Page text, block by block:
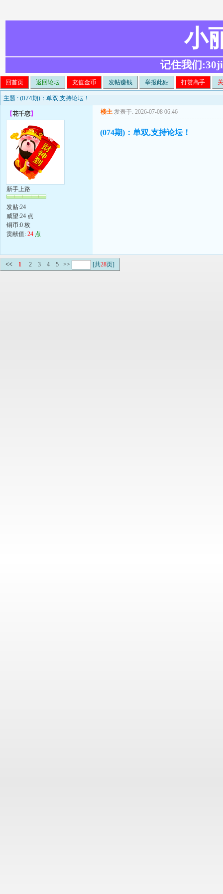
小
记住我们
回首页 返回论坛 充值金币 发帖赚钱 举报此贴 打赏高手
主题 : (074期)：单双,支持论坛！
【花千恋】
新手上路
发贴:24
威望:24 点
铜币:0 枚
贡献值: 24 点
楼主 发表于: 2026-07-08 06:46
(074期)：单双,支持论坛！
<< 1 2 3 4 5 >> [共28页]